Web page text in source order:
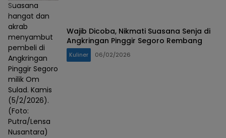
Suasana
hangat dan
akrab
menyambut
pembeli di
Angkringan
Pinggir Segoro
milik Om
Sulad. Kamis
(5/2/2026).
(Foto:
Putra/Lensa
Nusantara)
Wajib Dicoba, Nikmati Suasana Senja di
Angkringan Pinggir Segoro Rembang
Kuliner 06/02/2026